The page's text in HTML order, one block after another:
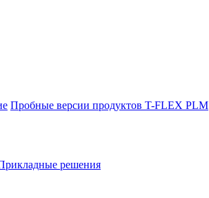
Пробные версии продуктов T-FLEX PLM
решения